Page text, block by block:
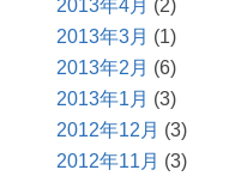
2013年4月 (2)
2013年3月 (1)
2013年2月 (6)
2013年1月 (3)
2012年12月 (3)
2012年11月 (3)